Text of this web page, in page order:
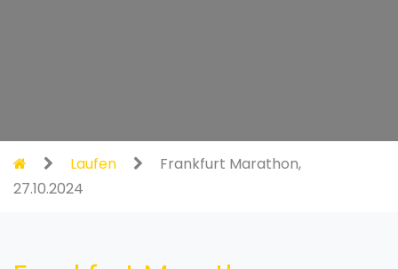
Laufen
Frankfurt Marathon,
27.10.2024